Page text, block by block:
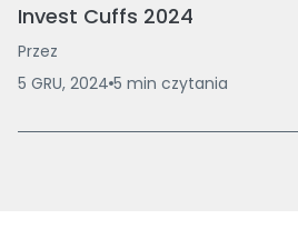
Invest Cuffs 2024
Przez
5 GRU, 2024 5 min czytania